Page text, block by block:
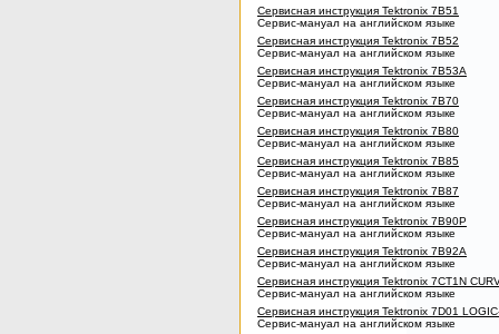
Сервисная инструкция Tektronix 7B51
Сервис-мануал на английском языке
Сервисная инструкция Tektronix 7B52
Сервис-мануал на английском языке
Сервисная инструкция Tektronix 7B53A
Сервис-мануал на английском языке
Сервисная инструкция Tektronix 7B70
Сервис-мануал на английском языке
Сервисная инструкция Tektronix 7B80
Сервис-мануал на английском языке
Сервисная инструкция Tektronix 7B85
Сервис-мануал на английском языке
Сервисная инструкция Tektronix 7B87
Сервис-мануал на английском языке
Сервисная инструкция Tektronix 7B90P
Сервис-мануал на английском языке
Сервисная инструкция Tektronix 7B92A
Сервис-мануал на английском языке
Сервисная инструкция Tektronix 7CT1N
Сервис-мануал на английском языке
Сервисная инструкция Tektronix 7D01
Сервис-мануал на английском языке